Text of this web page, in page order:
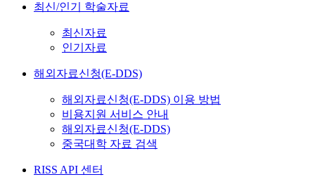
최신/인기 학술자료
최신자료
인기자료
해외자료신청(E-DDS)
해외자료신청(E-DDS) 이용 방법
비용지원 서비스 안내
해외자료신청(E-DDS)
중국대학 자료 검색
RISS API 센터